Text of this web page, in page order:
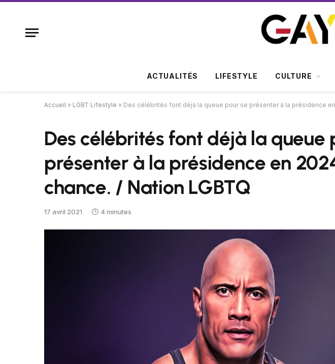
ACTUALITÉS LIFESTYLE CULTURE
Accueil » LGBT Lifestyle » Des célébrités font déjà la queue pour se présenter à la présidence
Des célébrités font déjà la queue
présenter à la présidence en
chance. / Nation LGBTQ
17 avril 2021 4 minutes